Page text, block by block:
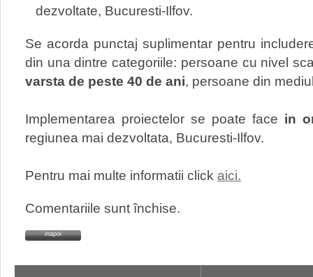
dezvoltate, Bucuresti-Ilfov.
Se acorda punctaj suplimentar pentru
din una dintre categoriile: persoane cu nivel
varsta de peste 40 de ani, persoane din
Implementarea proiectelor se poate face in
regiunea mai dezvoltata, Bucuresti-Ilfov.
Pentru mai multe informatii click aici.
Comentariile sunt închise.
inapoi